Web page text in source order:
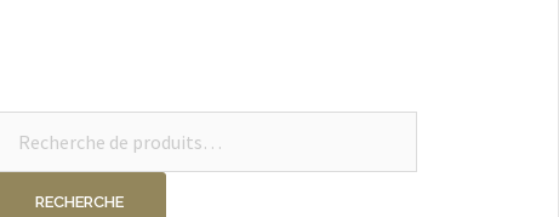
RECHERCHE